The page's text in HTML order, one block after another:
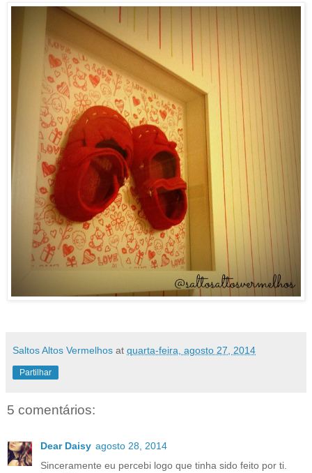
Saltos Altos Vermelhos at quarta-feira, agosto 27, 2014
Partilhar
5 comentários:
Dear Daisy agosto 28, 2014
Sinceramente eu percebi logo que tinha sido feito por ti.